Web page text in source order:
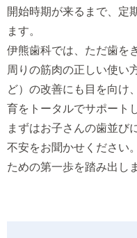
開始時期が来るまで、定
ます。
伊熊歯科では、ただ歯を
周りの筋肉の正しい使い
ど）の改善にも目を向け
育をトータルでサポート
まずはお子さんの歯並び
不安をお聞かせください
ための第一歩を踏み出し